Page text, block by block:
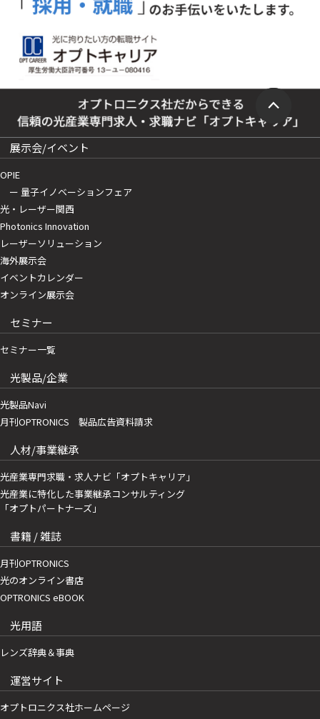
展示会/イベント
OPIE
ー 量子イノベーションフェア
光・レーザー関西
Photonics Innovation
レーザーソリューション
海外展示会
イベントカレンダー
オンライン展示会
セミナー
セミナー一覧
光製品/企業
光製品Navi
月刊OPTRONICS 製品広告資料請求
人材/事業継承
光産業専門求職・求人ナビ「オプトキャリア」
光産業に特化した事業継承コンサルティング
「オプトパートナーズ」
書籍 / 雑誌
月刊OPTRONICS
光のオンライン書店
OPTRONICS eBOOK
光用語
レンズ辞典＆事典
運営サイト
オプトロニクス社ホームページ